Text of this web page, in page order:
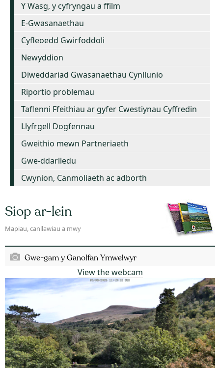
Y Wasg, y cyfryngau a ffilm
E-Gwasanaethau
Cyfleoedd Gwirfoddoli
Newyddion
Diweddariad Gwasanaethau Cynllunio
Riportio problemau
Taflenni Ffeithiau ar gyfer Cwestiynau Cyffredin
Llyfrgell Dogfennau
Gweithio mewn Partneriaeth
Gwe-ddarlledu
Cwynion, Canmoliaeth ac adborth
Siop ar-lein
Mapiau, canllawiau a mwy
Gwe-gam y Ganolfan Ymwelwyr
View the webcam